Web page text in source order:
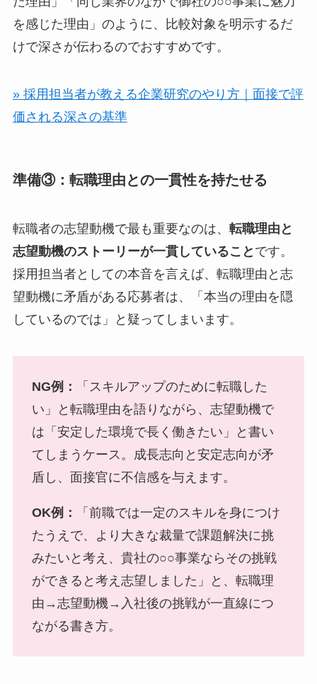
を感じた理由」のように、比較対象を明示するだ
けで深さが伝わるのでおすすめです。
» 採用担当者が教える企業研究のやり方｜面接で評
価される深さの基準
準備③：転職理由との一貫性を持たせる
転職者の志望動機で最も重要なのは、 転職理由と
志望動機のストーリーが一貫していること です。
採用担当者としての本音を言えば、転職理由と志
望動機に矛盾がある応募者は、「本当の理由を隠
しているのでは」と疑ってしまいます。
NG例：
「スキルアップのために転職した
い」と転職理由を語りながら、志望動機で
は「安定した環境で長く働きたい」と書い
てしまうケース。成長志向と安定志向が矛
盾し、面接官に不信感を与えます。
OK例：
「前職では一定のスキルを身につけ
たうえで、より大きな裁量で課題解決に挑
みたいと考え、貴社の○○事業ならその挑戦
ができると考え志望しました」と、転職理
由→志望動機→入社後の挑戦が一直線につ
ながる書き方。